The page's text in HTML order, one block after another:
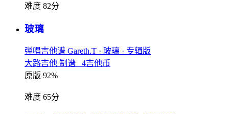
难度 82分
玻璃
弹唱吉他谱 Gareth.T · 玻璃 · 专辑版
大路吉他 制谱 4吉他币
原版 92%
难度 65分